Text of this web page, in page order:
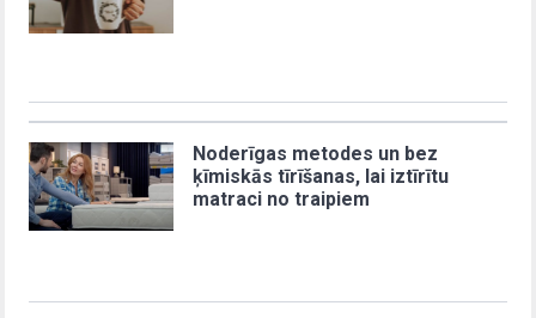
Noderīgas metodes un bez
ķīmiskās tīrīšanas, lai iztīrītu
matraci no traipiem